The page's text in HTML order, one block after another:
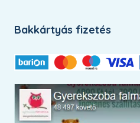
Bakkártyás fizetés